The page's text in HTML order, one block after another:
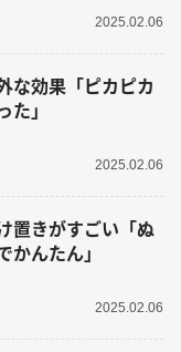
2025.02.06
な効果「ピカピカ
」
2025.02.06
置きがすごい「ぬ
んたん」
2025.02.06